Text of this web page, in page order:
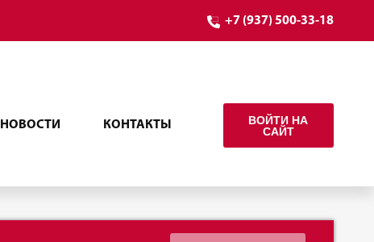
+7 (937) 500-33-18
НОВОСТИ КОНТАКТЫ
ВОЙТИ НА
САЙТ